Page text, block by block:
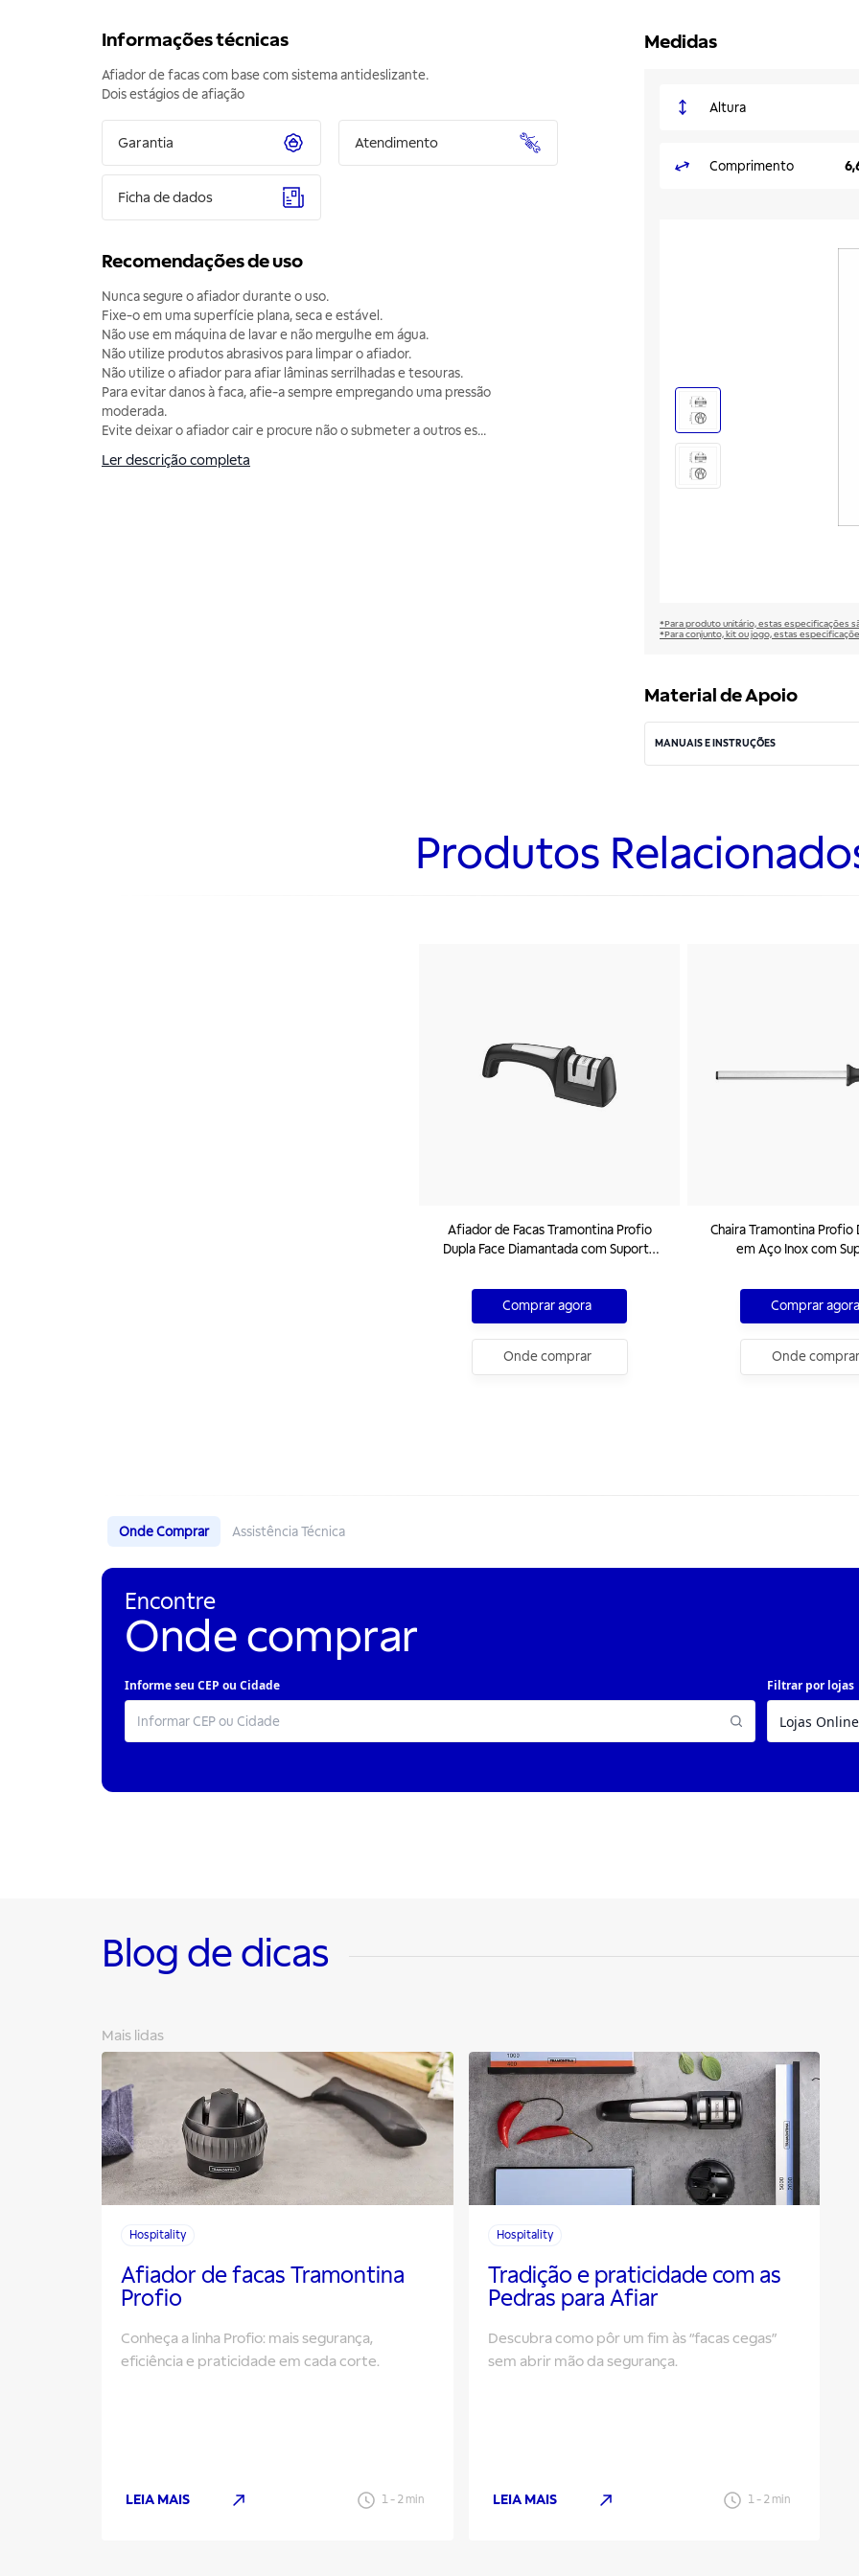
Informações técnicas
Afiador de facas com base com sistema antideslizante.
Dois estágios de afiação
Garantia Atendimento
Ficha de dados
Recomendações de uso
Nunca segure o afiador durante o uso.
Fixe-o em uma superfície plana, seca e estável.
Não use em máquina de lavar e não mergulhe em água.
Não utilize produtos abrasivos para limpar o afiador.
Não utilize o afiador para afiar lâminas serrilhadas e tesouras.
Para evitar danos à faca, afie-a sempre empregando uma pressão
moderada.
Evite deixar o afiador cair e procure não o submeter a outros es...
Ler descrição completa
Medidas
Altura
Comprimento
*Para produto unitário, estas especificações
*Para conjunto, kit ou jogo, estas
Material de Apoio
MANUAIS E INSTRUÇÕES
Produtos
Afiador de Facas Tramontina Profio
Dupla Face Diamantada com Suporte
Comprar agora
Onde comprar
Chaira Tramontina Profio
em Aço Inox com
Comprar agora
Onde comprar
Onde Comprar Assistência Técnica
Encontre
Onde comprar
Informe seu CEP ou Cidade Filtrar por lojas
Blog de dicas
Mais lidas
Hospitality
Afiador de facas Tramontina
Profio
Conheça a linha Profio: mais segurança,
eficiência e praticidade em cada corte.
LEIA MAIS 1- 2min
Hospitality
Tradição e praticidade com as
Pedras para Afiar
Descubra como pôr um fim às “facas cegas”
sem abrir mão da segurança.
LEIA MAIS 1- 2 min